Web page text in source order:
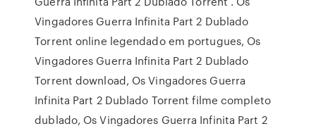
Vingadores Guerra Infinita Part 2 Dublado
Torrent online legendado em portugues, Os
Vingadores Guerra Infinita Part 2 Dublado
Torrent download, Os Vingadores Guerra
Infinita Part 2 Dublado Torrent filme completo
dublado, Os Vingadores Guerra Infinita Part 2